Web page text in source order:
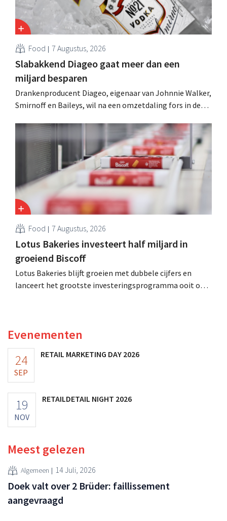
Food 7 Augustus, 2026
Slabakkend Diageo gaat meer dan een
miljard besparen
Drankenproducent Diageo, eigenaar van Johnnie Walker,
Smirnoff en Baileys, wil na een omzetdaling fors in de
andere Guiness en voorgemixte cocktails.
Food 7 Augustus, 2026
Lotus Bakeries investeert half miljard in
groeiend Biscoff
Lotus Bakeries blijft groeien met dubbele cijfers en
lanceert het grootste investeringsprogramma ooit om
Evenementen
24
SEP
RETAIL MARKETING DAY 2026
19
NOV
RETAILDETAIL NIGHT 2026
Meest gelezen
Algemeen 14 Juli, 2026
Doek valt over 2 Brüder: faillissement
aangevraagd